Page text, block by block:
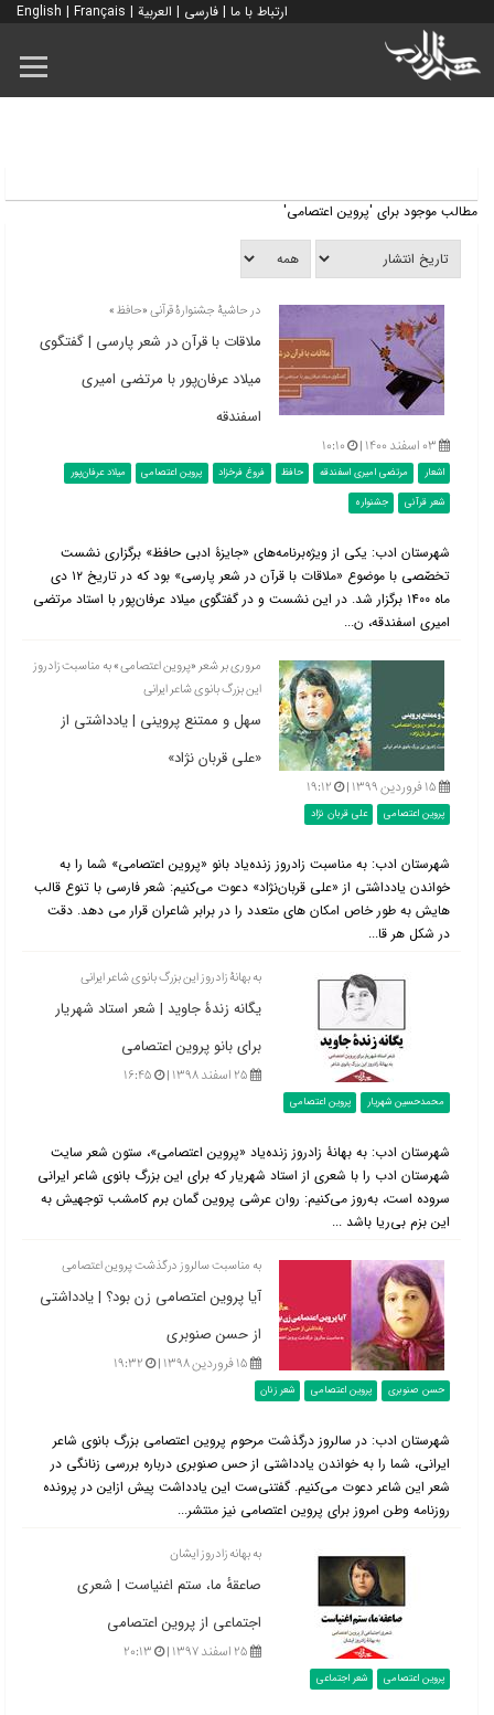
ارتباط با ما | فارسی | العربية |
English | Français
مطالب موجود برای 'پروین اعتصامی'
در حاشیۀ جشنوارۀ قرآنی «حافظ»
ملاقات با قرآن در شعر پارسی | گفتگوی
میلاد عرفان‌پور با مرتضی امیری
اسفندقه
۰۳ اسفند ۱۴۰۰ | ۱۰:۱۰
اشعار مرتضی امیری اسفندقه حافظ فروغ فرخزاد پروین اعتصامی
میلاد عرفان‌پور
شعر قرآنی
جشنواره
شهرستان ادب: یکی از ویژه‌برنامه‌های «جایزۀ ادبی حافظ» برگزاری نشست
تخصّصی با موضوع «ملاقات با قرآن در شعر پارسی» بود که در تاریخ ۱۲ دی
ماه ۱۴۰۰ برگزار شد. در این نشست و در گفتگوی میلاد عرفان‌پور با استاد مرتضی
امیری اسفندقه، ن...
مروری بر شعر «پروین اعتصامی» به مناسبت زادروز
این بزرگ بانوی شاعر ایرانی
سهل و ممتنع پروینی | یادداشتی از
«علی قربان نژاد»
۱۵ فروردین ۱۳۹۹ | ۱۹:۱۲
پروین اعتصامی علی قربان نژاد
شهرستان ادب: به مناسبت زادروز زنده‌یاد بانو «پروین اعتصامی» شما را به
خواندن یادداشتی از «علی قربان‌نژاد» دعوت می‌کنیم: شعر فارسی با تنوع قالب
هایش به طور خاص امکان های متعدد را در برابر شاعران قرار می دهد. دقت
در شکل هر قا...
به بهانۀ زادروز این بزرگ بانوی شاعر ایرانی
یگانه زندۀ جاوید | شعر استاد شهریار
برای بانو پروین اعتصامی
۲۵ اسفند ۱۳۹۸ | ۱۶:۴۵
محمدحسین شهریار پروین اعتصامی
شهرستان ادب: به بهانۀ زادروز زنده‌یاد «پروین اعتصامی»، ستون شعر سایت
شهرستان ادب را با شعری از استاد شهریار که برای این بزرگ بانوی شاعر ایرانی
سروده است، به‌روز می‌کنیم: روان عرشی پروین گمان برم کامشب توجهیش به
این بزم بی‌ریا باشد ...
به مناسبت سالروز درگذشت پروین اعتصامی
آیا پروین اعتصامی زن بود؟ | یادداشتی
از حسن صنوبری
۱۵ فروردین ۱۳۹۸ | ۱۹:۳۲
حسن صنوبری پروین اعتصامی شعر زنان
شهرستان ادب: در سالروز درگذشت مرحوم پروین اعتصامی بزرگ بانوی شاعر
ایرانی، شما را به خواندن یادداشتی از حس صنوبری درباره بررسی زنانگی در
شعر این شاعر دعوت می‌کنیم. گفتنی‌ست این یادداشت پیش ازاین در پرونده
روزنامه وطن امروز برای پروین اعتصامی نیز منتشر...
به بهانه زادروز ایشان
صاعقهٔ ما، ستم اغنیاست | شعری
اجتماعی از پروین اعتصامی
۲۵ اسفند ۱۳۹۷ | ۲۰:۱۳
پروین اعتصامی شعر اجتماعی